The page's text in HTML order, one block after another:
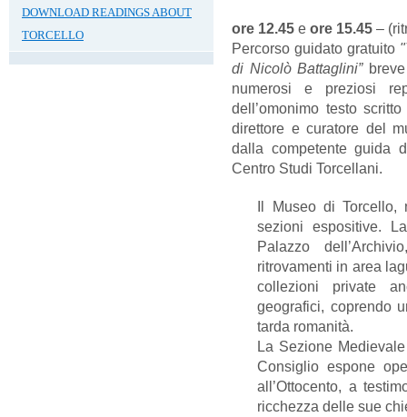
DOWNLOAD READINGS ABOUT
TORCELLO
ore 12.45 eore 15.45 –
Percorso guidato gratuito
di Nicolò Battaglini”breve
numerosi e preziosi
dell’omonimo testo
direttore e curatore del
dalla competente guida
Centro Studi Torcellani.
Il Museo di
sezioni espositive.
Palazzo
ritrovamenti in area
collezioni private
geografici, coprendo
tarda romanità.
La Sezione
Consiglio espone
all’Ottocento, a
ricchezza delle sue